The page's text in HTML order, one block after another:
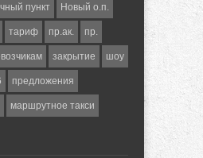
пункт Новый о.п.
тариф пр.ак. пр.
закрытие шоу
предложения
маршрутное такси